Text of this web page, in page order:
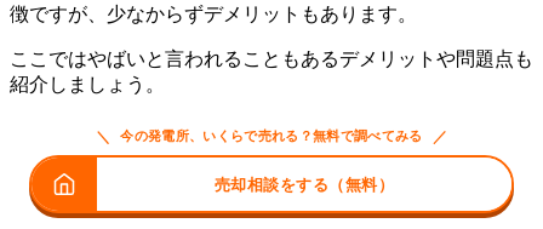
徴ですが、少なからずデメリットもあります。
ここではやばいと言われることもあるデメリットや問題点も
紹介しましょう。
＼ 今の発電所、いくらで売れる？無料で調べてみる ／
売却相談をする（無料）